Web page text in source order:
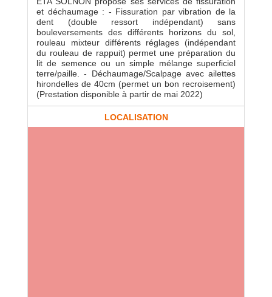
et déchaumage : - Fissuration par vibration de la
dent (double ressort indépendant) sans
bouleversements des différents horizons du sol,
rouleau mixteur différents réglages (indépendant
du rouleau de rappuit) permet une préparation du
lit de semence ou un simple mélange superficiel
terre/paille. - Déchaumage/Scalpage avec ailettes
hirondelles de 40cm (permet un bon recroisement)
(Prestation disponible à partir de mai 2022)
LOCALISATION